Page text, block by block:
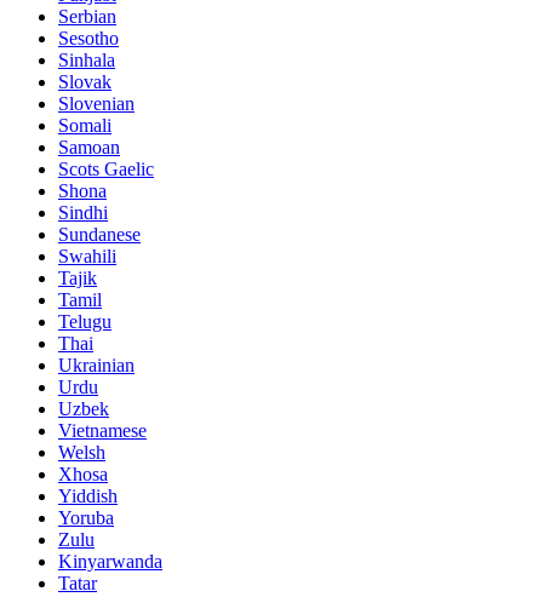
Serbian
Sesotho
Sinhala
Slovak
Slovenian
Somali
Samoan
Scots Gaelic
Shona
Sindhi
Sundanese
Swahili
Tajik
Tamil
Telugu
Thai
Ukrainian
Urdu
Uzbek
Vietnamese
Welsh
Xhosa
Yiddish
Yoruba
Zulu
Kinyarwanda
Tatar